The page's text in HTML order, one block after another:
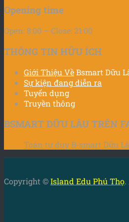
Opening time
Open: 8:00 – Close: 21:00
THÔNG TIN HỮU ÍCH
Giới Thiệu VềBsmart Dữu
Sự kiện đang diễn ra
Tuyển dụng
Truyền thông
BSMART DỮU LÂU TRÊN
Toán tư duy B-smart Dữu
Copyright ©Island Edu Phú Thọ.